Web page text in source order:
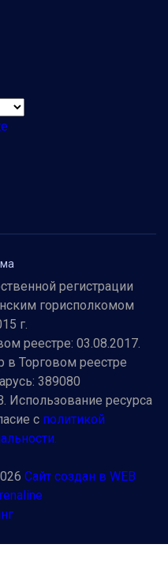
регистрации
горисполкомом
г.
реестре: 03.08.2017.
в Торговом реестре
389080
ресурса
с политикой
Сайт создан в WEB